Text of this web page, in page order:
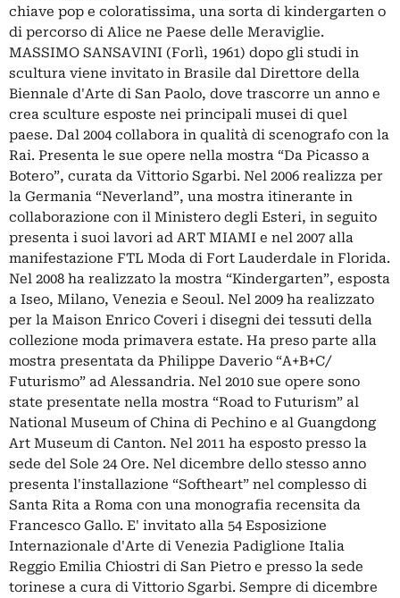
chiave pop e coloratissima, una sorta di kindergarten o
di percorso di Alice ne Paese delle Meraviglie.
MASSIMO SANSAVINI (Forlì, 1961) dopo gli studi in
scultura viene invitato in Brasile dal Direttore della
Biennale d'Arte di San Paolo, dove trascorre un anno e
crea sculture esposte nei principali musei di quel
paese. Dal 2004 collabora in qualità di scenografo con la
Rai. Presenta le sue opere nella mostra “Da Picasso a
Botero”, curata da Vittorio Sgarbi. Nel 2006 realizza per
la Germania “Neverland”, una mostra itinerante in
collaborazione con il Ministero degli Esteri, in seguito
presenta i suoi lavori ad ART MIAMI e nel 2007 alla
manifestazione FTL Moda di Fort Lauderdale in Florida.
Nel 2008 ha realizzato la mostra “Kindergarten”, esposta
a Iseo, Milano, Venezia e Seoul. Nel 2009 ha realizzato
per la Maison Enrico Coveri i disegni dei tessuti della
collezione moda primavera estate. Ha preso parte alla
mostra presentata da Philippe Daverio “A+B+C/
Futurismo” ad Alessandria. Nel 2010 sue opere sono
state presentate nella mostra “Road to Futurism” al
National Museum of China di Pechino e al Guangdong
Art Museum di Canton. Nel 2011 ha esposto presso la
sede del Sole 24 Ore. Nel dicembre dello stesso anno
presenta l'installazione “Softheart” nel complesso di
Santa Rita a Roma con una monografia recensita da
Francesco Gallo. E' invitato alla 54 Esposizione
Internazionale d'Arte di Venezia Padiglione Italia
Reggio Emilia Chiostri di San Pietro e presso la sede
torinese a cura di Vittorio Sgarbi. Sempre di dicembre